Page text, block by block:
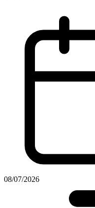
08/07/2026